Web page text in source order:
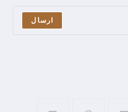
ارسال